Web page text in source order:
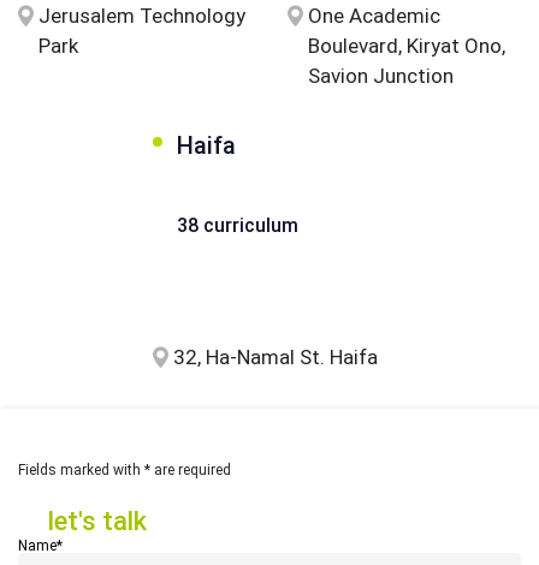
Jerusalem Technology
Park
One Academic
Boulevard, Kiryat Ono,
Savion Junction
Haifa
38 curriculum
32, Ha-Namal St. Haifa
Fields marked with * are required
let's talk
Name*